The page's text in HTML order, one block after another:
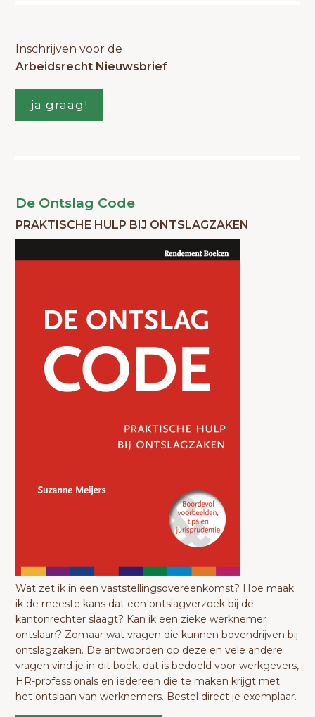
Inschrijven voor de
Arbeidsrecht Nieuwsbrief
ja graag!
De Ontslag Code
PRAKTISCHE HULP BIJ ONTSLAGZAKEN
Wat zet ik in een vaststellingsovereenkomst? Hoe maak
ik de meeste kans dat een ontslagverzoek bij de
kantonrechter slaagt? Kan ik een zieke werknemer
ontslaan? Zomaar wat vragen die kunnen bovendrijven bij
ontslagzaken. De antwoorden op deze en vele andere
vragen vind je in dit boek, dat is bedoeld voor werkgevers,
HR-professionals en iedereen die te maken krijgt met
het ontslaan van werknemers. Bestel direct je exemplaar.